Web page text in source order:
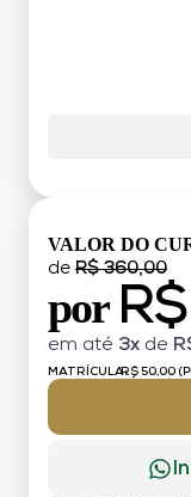
VALOR DO
de R$ 360,00
por
em até 3x de
MATRÍCULA:R$ 50,00